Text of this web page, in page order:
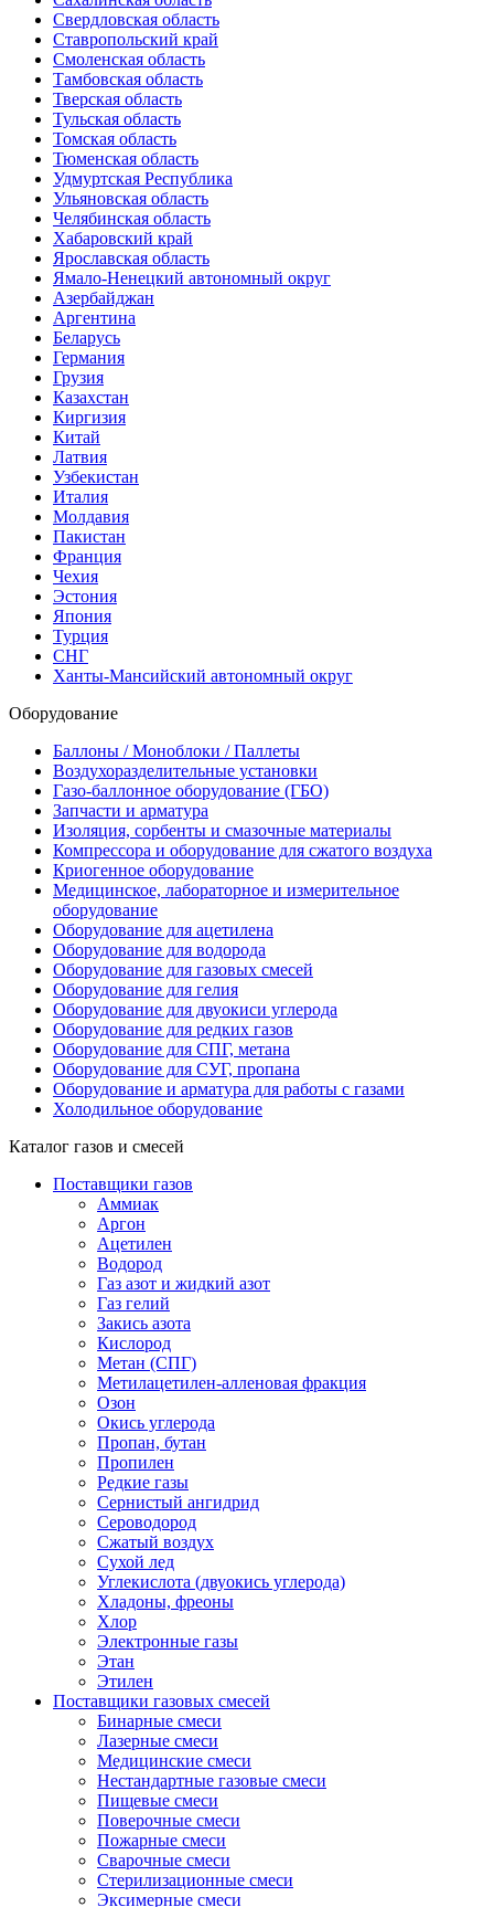
Свердловская область
Ставропольский край
Смоленская область
Тамбовская область
Тверская область
Тульская область
Томская область
Тюменская область
Удмуртская Республика
Ульяновская область
Челябинская область
Хабаровский край
Ярославская область
Ямало-Ненецкий автономный округ
Азербайджан
Аргентина
Беларусь
Германия
Грузия
Казахстан
Киргизия
Китай
Латвия
Узбекистан
Италия
Молдавия
Пакистан
Франция
Чехия
Эстония
Япония
Турция
СНГ
Ханты-Мансийский автономный округ
Оборудование
Баллоны / Моноблоки / Паллеты
Воздухоразделительные установки
Газо-баллонное оборудование (ГБО)
Запчасти и арматура
Изоляция, сорбенты и смазочные материалы
Компрессора и оборудование для сжатого воздуха
Криогенное оборудование
Медицинское, лабораторное и измерительное
оборудование
Оборудование для ацетилена
Оборудование для водорода
Оборудование для газовых смесей
Оборудование для гелия
Оборудование для двуокиси углерода
Оборудование для редких газов
Оборудование для СПГ, метана
Оборудование для СУГ, пропана
Оборудование и арматура для работы с газами
Холодильное оборудование
Каталог газов и смесей
Поставщики газов
Аммиак
Аргон
Ацетилен
Водород
Газ азот и жидкий азот
Газ гелий
Закись азота
Кислород
Метан (СПГ)
Метилацетилен-алленовая фракция
Озон
Окись углерода
Пропан, бутан
Пропилен
Редкие газы
Сернистый ангидрид
Сероводород
Сжатый воздух
Сухой лед
Углекислота (двуокись углерода)
Хладоны, фреоны
Хлор
Электронные газы
Этан
Этилен
Поставщики газовых смесей
Бинарные смеси
Лазерные смеси
Медицинские смеси
Нестандартные газовые смеси
Пищевые смеси
Поверочные смеси
Пожарные смеси
Сварочные смеси
Стерилизационные смеси
Эксимерные смеси